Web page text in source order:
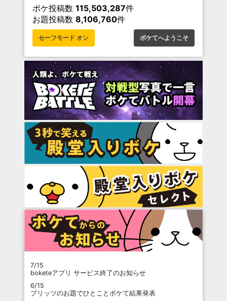
ボケ投稿数 115,503,287件
お題投稿数 8,106,760件
セーフモード オン ボケてへようこそ
7/15
boketeアプリ サービス終了のお知らせ
6/15
プリッツのお題でひとことボケて結果発表